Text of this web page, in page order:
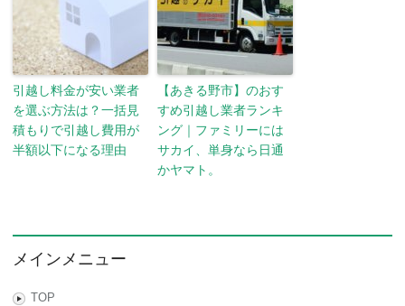
引越し料金が安い業者
を選ぶ方法は？一括見
積もりで引越し費用が
半額以下になる理由
【あきる野市】のおす
すめ引越し業者ランキ
ング｜ファミリーには
サカイ、単身なら日通
かヤマト。
メインメニュー
TOP